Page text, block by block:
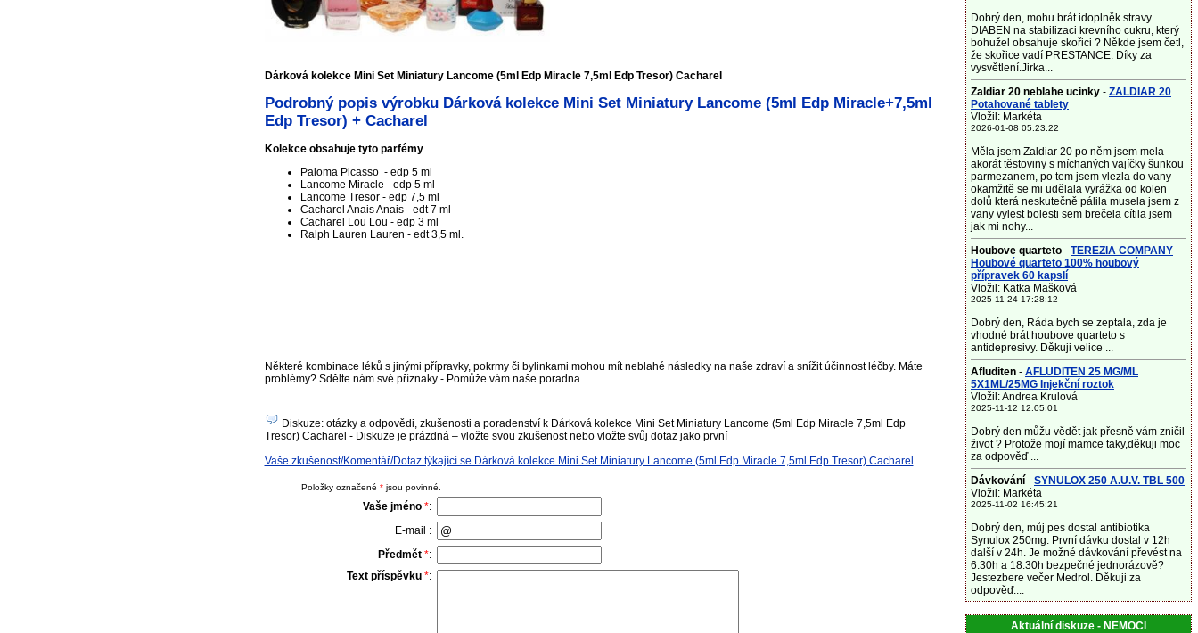
Dárková kolekce Mini Set Miniatury Lancome (5ml Edp Miracle 7,5ml Edp Tresor) Cacharel
Podrobný popis výrobku Dárková kolekce Mini Set Miniatury Lancome (5ml Edp Miracle+7,5ml
Edp Tresor) + Cacharel
Kolekce obsahuje tyto parfémy
Paloma Picasso - edp 5 ml
Lancome Miracle - edp 5 ml
Lancome Tresor - edp 7,5 ml
Cacharel Anais Anais - edt 7 ml
Cacharel Lou Lou - edp 3 ml
Ralph Lauren Lauren - edt 3,5 ml.
Některé kombinace léků s jinými přípravky, pokrmy či bylinkami mohou mít neblahé následky na naše zdraví a snížit účinnost léčby. Máte
problémy? Sdělte nám své příznaky - Pomůže vám naše poradna.
Diskuze: otázky a odpovědi, zkušenosti a poradenství k Dárková kolekce Mini Set Miniatury Lancome (5ml Edp Miracle 7,5ml Edp
Tresor) Cacharel - Diskuze je prázdná – vložte svou zkušenost nebo vložte svůj dotaz jako první
Vaše zkušenost/Komentář/Dotaz týkající se Dárková kolekce Mini Set Miniatury Lancome (5ml Edp Miracle 7,5ml Edp Tresor) Cacharel
Položky označené *jsou povinné.
Vaše jméno *:
E-mail :
Předmět *:
Text příspěvku *:
Dobrý den, mohu brát idoplněk stravy
DIABEN na stabilizaci krevního cukru, který
bohužel obsahuje skořici ? Někde jsem četl,
že skořice vadí PRESTANCE. Díky za
vysvětlení.Jirka...
Zaldiar 20 neblahe ucinky - ZALDIAR 20
Potahované tablety
Vložil: Markéta
2026-01-08 05:23:22
Měla jsem Zaldiar 20 po něm jsem mela
akorát těstoviny s míchaných vajíčky šunkou
parmezanem, po tem jsem vlezla do vany
okamžitě se mi udělala vyrážka od kolen
dolů která neskutečně pálila musela jsem z
vany vylest bolesti sem brečela cítila jsem
jak mi nohy...
Houbove quarteto - TEREZIA COMPANY
Houbové quarteto 100% houbový
přípravek 60 kapslí
Vložil: Katka Mašková
2025-11-24 17:28:12
Dobrý den, Ráda bych se zeptala, zda je
vhodné brát houbove quarteto s
antidepresivy. Děkuji velice ...
Afluditen - AFLUDITEN 25 MG/ML
5X1ML/25MG Injekční roztok
Vložil: Andrea Krulová
2025-11-12 12:05:01
Dobrý den můžu vědět jak přesně vám zničil
život ? Protože mojí mamce taky,děkuji moc
za odpověď ...
Dávkování - SYNULOX 250 A.U.V. TBL 500
Vložil: Markéta
2025-11-02 16:45:21
Dobrý den, můj pes dostal antibiotika
Synulox 250mg. První dávku dostal v 12h
další v 24h. Je možné dávkování převést na
6:30h a 18:30h bezpečné jednorázově?
Jestezbere večer Medrol. Děkuji za
odpověď....
Aktuální diskuze - NEMOCI